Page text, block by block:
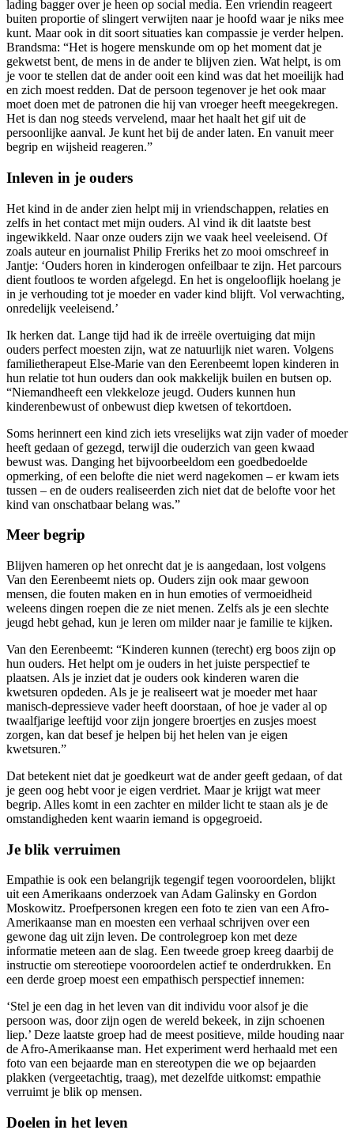
lading bagger over je heen op social media. Een vriendin reageert
buiten proportie of slingert verwijten naar je hoofd waar je niks mee
kunt. Maar ook in dit soort situaties kan compassie je verder helpen.
Brandsma: “Het is hogere menskunde om op het moment dat je
gekwetst bent, de mens in de ander te blijven zien. Wat helpt, is om
je voor te stellen dat de ander ooit een kind was dat het moeilijk had
en zich moest redden. Dat de persoon tegenover je het ook maar
moet doen met de patronen die hij van vroeger heeft meegekregen.
Het is dan nog steeds vervelend, maar het haalt het gif uit de
persoonlijke aanval. Je kunt het bij de ander laten. En vanuit meer
begrip en wijsheid reageren.”
Inleven in je ouders
Het kind in de ander zien helpt mij in vriendschappen, relaties en
zelfs in het contact met mijn ouders. Al vind ik dit laatste best
ingewikkeld. Naar onze ouders zijn we vaak heel veeleisend. Of
zoals auteur en journalist Philip Freriks het zo mooi omschreef in
Jantje: ‘Ouders horen in kinderogen onfeilbaar te zijn. Het parcours
dient foutloos te worden afgelegd. En het is ongelooflijk hoelang je
in je verhouding tot je moeder en vader kind blijft. Vol verwachting,
onredelijk veeleisend.’
Ik herken dat. Lange tijd had ik de irreële overtuiging dat mijn
ouders perfect moesten zijn, wat ze natuurlijk niet waren. Volgens
familietherapeut Else-Marie van den Eerenbeemt lopen kinderen in
hun relatie tot hun ouders dan ook makkelijk builen en butsen op.
“Niemandheeft een vlekkeloze jeugd. Ouders kunnen hun
kinderenbewust of onbewust diep kwetsen of tekortdoen.
Soms herinnert een kind zich iets vreselijks wat zijn vader of moeder
heeft gedaan of gezegd, terwijl die ouderzich van geen kwaad
bewust was. Danging het bijvoorbeeldom een goedbedoelde
opmerking, of een belofte die niet werd nagekomen – er kwam iets
tussen – en de ouders realiseerden zich niet dat de belofte voor het
kind van onschatbaar belang was.”
Meer begrip
Blijven hameren op het onrecht dat je is aangedaan, lost volgens
Van den Eerenbeemt niets op. Ouders zijn ook maar gewoon
mensen, die fouten maken en in hun emoties of vermoeidheid
weleens dingen roepen die ze niet menen. Zelfs als je een slechte
jeugd hebt gehad, kun je leren om milder naar je familie te kijken.
Van den Eerenbeemt: “Kinderen kunnen (terecht) erg boos zijn op
hun ouders. Het helpt om je ouders in het juiste perspectief te
plaatsen. Als je inziet dat je ouders ook kinderen waren die
kwetsuren opdeden. Als je je realiseert wat je moeder met haar
manisch-depressieve vader heeft doorstaan, of hoe je vader al op
twaalfjarige leeftijd voor zijn jongere broertjes en zusjes moest
zorgen, kan dat besef je helpen bij het helen van je eigen
kwetsuren.”
Dat betekent niet dat je goedkeurt wat de ander geeft gedaan, of dat
je geen oog hebt voor je eigen verdriet. Maar je krijgt wat meer
begrip. Alles komt in een zachter en milder licht te staan als je de
omstandigheden kent waarin iemand is opgegroeid.
Je blik verruimen
Empathie is ook een belangrijk tegengif tegen vooroordelen, blijkt
uit een Amerikaans onderzoek van Adam Galinsky en Gordon
Moskowitz. Proefpersonen kregen een foto te zien van een Afro-
Amerikaanse man en moesten een verhaal schrijven over een
gewone dag uit zijn leven. De controlegroep kon met deze
informatie meteen aan de slag. Een tweede groep kreeg daarbij de
instructie om stereotiepe vooroordelen actief te onderdrukken. En
een derde groep moest een empathisch perspectief innemen:
‘Stel je een dag in het leven van dit individu voor alsof je die
persoon was, door zijn ogen de wereld bekeek, in zijn schoenen
liep.’ Deze laatste groep had de meest positieve, milde houding naar
de Afro-Amerikaanse man. Het experiment werd herhaald met een
foto van een bejaarde man en stereotypen die we op bejaarden
plakken (vergeetachtig, traag), met dezelfde uitkomst: empathie
verruimt je blik op mensen.
Doelen in het leven